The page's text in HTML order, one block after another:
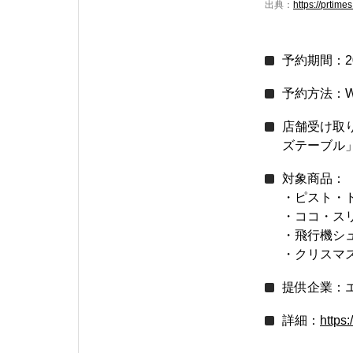
出典： https://
予約期間：
予約方法：
店舗受け取
ズテーブル
対象商品：
・ピスト・
・ココ・ス
・飛行機シ
・クリスマ
提供企業：
詳細：